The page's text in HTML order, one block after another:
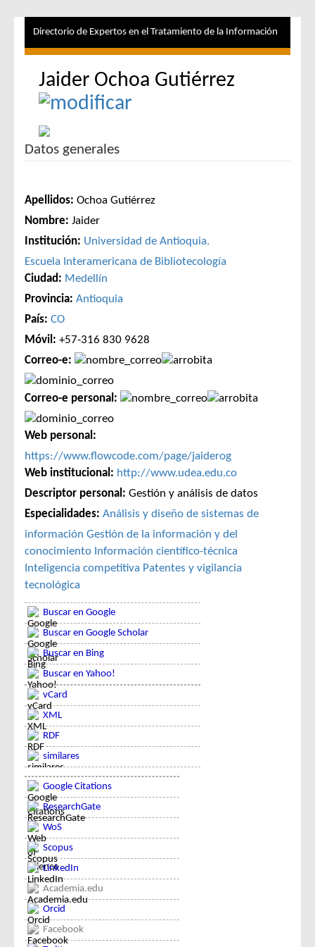
Directorio de Expertos en el Tratamiento de la Información
Jaider Ochoa Gutiérrez
Datos generales
Apellidos: Ochoa Gutiérrez
Nombre: Jaider
Institución: Universidad de Antioquia.
Escuela Interamericana de Bibliotecología
Ciudad: Medellín
Provincia: Antioquia
País: CO
Móvil: +57-316 830 9628
Correo-e:
Correo-e personal:
Web personal:
https://www.flowcode.com/page/jaiderog
Web institucional: http://www.udea.edu.co
Descriptor personal: Gestión y análisis de datos
Especialidades: Análisis y diseño de sistemas de
información Gestión de la información y del
conocimiento Información científico-técnica
Inteligencia competitiva Patentes y vigilancia
tecnológica
Buscar en Google
Buscar en Google Scholar
Buscar en Bing
Buscar en Yahoo!
vCard
XML
RDF
similares
Google Citations
ResearchGate
WoS
Scopus
LinkedIn
Academia.edu
Orcid
Facebook